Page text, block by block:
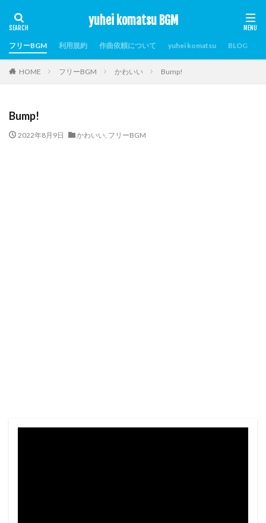
yuhei komatsu BGM
フリーBGM 利用規約 作曲依頼について yuhei komatsu BLOG
HOME フリーBGM かわいい Bump!
Bump!
2022年8月9日 かわいい, フリーBGM